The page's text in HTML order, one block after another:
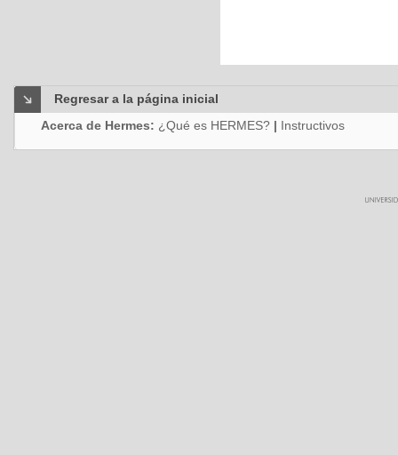
Regresar a la página inicial
Acerca de Hermes: ¿Qué es HERMES? | Instructivos